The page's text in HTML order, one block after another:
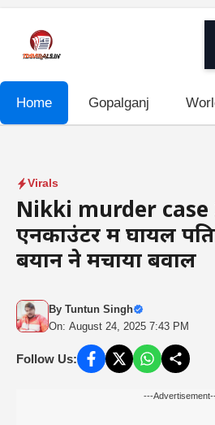
content
Home Gopalganj
Virals
Nikki murder case
एनकाउंटर में घायल पति
बयान ने मचाया बवाल
By Tuntun Singh
On: August 24, 2025 7:43 PM
Follow Us:
---